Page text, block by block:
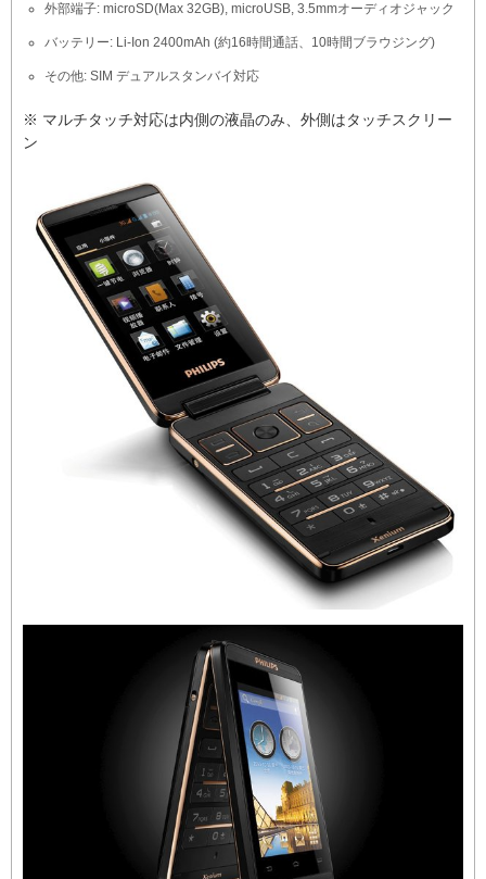
外部端子: microSD(Max 32GB), microUSB, 3.5mmオーディオジャック
バッテリー: Li-Ion 2400mAh (約16時間通話、10時間ブラウジング)
その他: SIM デュアルスタンバイ対応
※ マルチタッチ対応は内側の液晶のみ、外側はタッチスクリー
ン